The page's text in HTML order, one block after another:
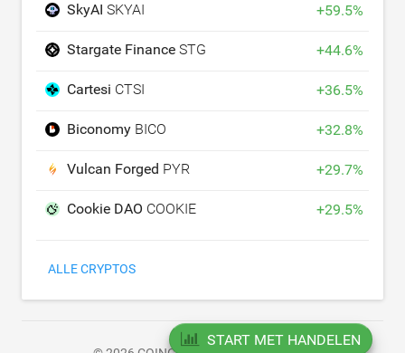
SkyAI SKYAI +59.5%
Stargate Finance STG +44.6%
Cartesi CTSI +36.5%
Biconomy BICO +32.8%
Vulcan Forged PYR +29.7%
Cookie DAO COOKIE +29.5%
ALLE CRYPTOS
START MET HANDELEN